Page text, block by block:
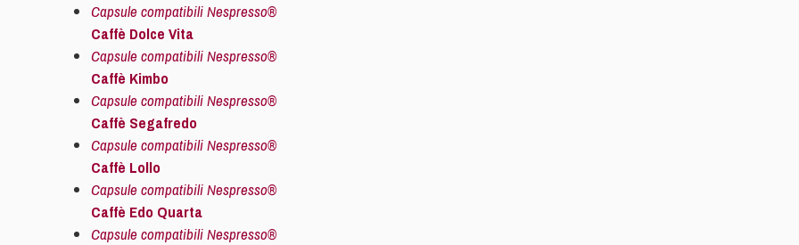
Capsule compatibili Nespresso®
Caffè Dolce Vita
Capsule compatibili Nespresso®
Caffè Kimbo
Capsule compatibili Nespresso®
Caffè Segafredo
Capsule compatibili Nespresso®
Caffè Lollo
Capsule compatibili Nespresso®
Caffè Edo Quarta
Capsule compatibili Nespresso®